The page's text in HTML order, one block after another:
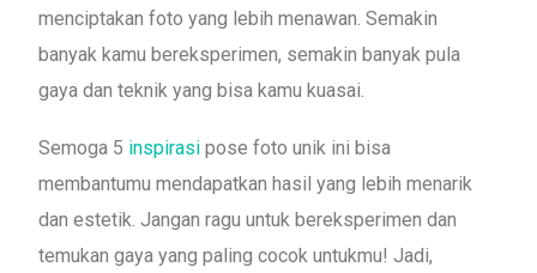
menciptakan foto yang lebih menawan. Semakin
banyak kamu bereksperimen, semakin banyak pula
gaya dan teknik yang bisa kamu kuasai.
Semoga 5 inspirasipose foto unik ini bisa
membantumu mendapatkan hasil yang lebih menarik
dan estetik. Jangan ragu untuk bereksperimen dan
temukan gaya yang paling cocok untukmu! Jadi,